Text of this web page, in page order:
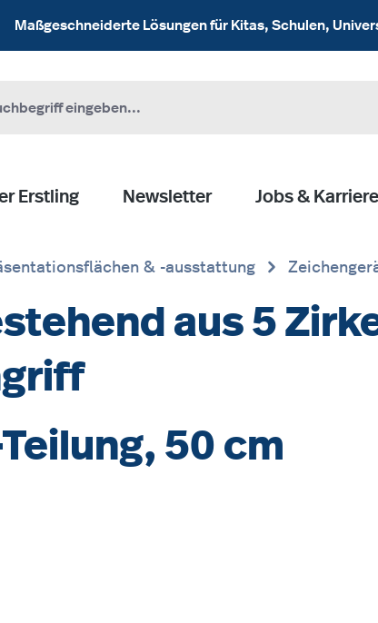
Maßgeschneiderte Lösungen für Kitas, Schulen,
Erstling Newsletter Jobs & Karriere
& -ausstattung
aus 5
50 cm